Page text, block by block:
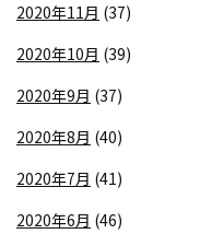
2020年11月 (37)
2020年10月 (39)
2020年9月 (37)
2020年8月 (40)
2020年7月 (41)
2020年6月 (46)